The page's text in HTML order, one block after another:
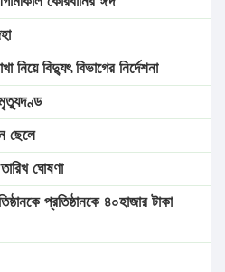
নিয়ে বিদ্যুৎ বিভাগের নির্দেশনা
ছেলে
ঘোষণা
প্রতিষ্ঠানকে ৪০হাজার টাকা